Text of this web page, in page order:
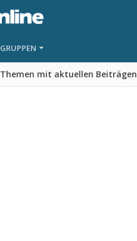
Themen mit aktuellen Beiträgen
GRUPPEN